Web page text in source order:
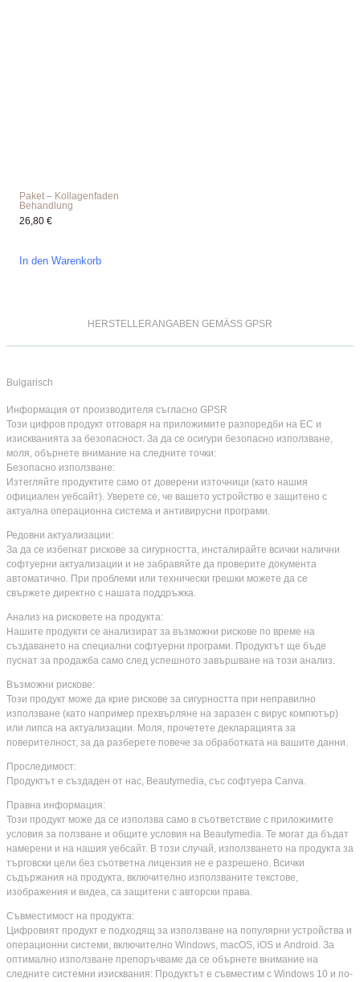
Paket – Kollagenfaden
Behandlung
26,80 €
In den Warenkorb
HERSTELLERANGABEN GEMÄSS GPSR
Bulgarisch
Информация от производителя съгласно GPSR
Този цифров продукт отговаря на приложимите разпоредби на ЕС и
изискванията за безопасност. За да се осигури безопасно използване,
моля, обърнете внимание на следните точки:
Безопасно използване:
Изтегляйте продуктите само от доверени източници (като нашия
официален уебсайт). Уверете се, че вашето устройство е защитено с
актуална операционна система и антивирусни програми.
Редовни актуализации:
За да се избегнат рискове за сигурността, инсталирайте всички налични
софтуерни актуализации и не забравяйте да проверите документа
автоматично. При проблеми или технически грешки можете да се
свържете директно с нашата поддръжка.
Анализ на рисковете на продукта:
Нашите продукти се анализират за възможни рискове по време на
създаването на специални софтуерни програми. Продуктът ще бъде
пуснат за продажба само след успешното завършване на този анализ.
Възможни рискове:
Този продукт може да крие рискове за сигурността при неправилно
използване (като например прехвърляне на заразен с вирус компютър)
или липса на актуализации. Моля, прочетете декларацията за
поверителност, за да разберете повече за обработката на вашите данни.
Проследимост:
Продуктът е създаден от нас, Beautymedia, със софтуера Canva.
Правна информация:
Този продукт може да се използва само в съответствие с приложимите
условия за ползване и общите условия на Beautymedia. Те могат да бъдат
намерени и на нашия уебсайт. В този случай, използването на продукта за
търговски цели без съответна лицензия не е разрешено. Всички
съдържания на продукта, включително използваните текстове,
изображения и видеа, са защитени с авторски права.
Съвместимост на продукта:
Цифровият продукт е подходящ за използване на популярни устройства и
операционни системи, включително Windows, macOS, iOS и Android. За
оптимално използване препоръчваме да се обърнете внимание на
следните системни изисквания: Продуктът е съвместим с Windows 10 и по-